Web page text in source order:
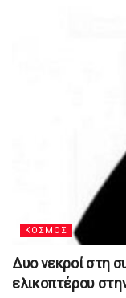
ΚΟΣΜΟΣ
Δυο νεκροί στη
ελικοπτέρου